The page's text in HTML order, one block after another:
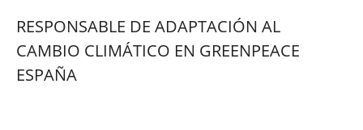
RESPONSABLE DE ADAPTACIÓN AL
CAMBIO CLIMÁTICO EN GREENPEACE
ESPAÑA